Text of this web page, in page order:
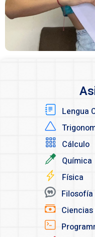
Lengua
Cálculo
Química
Física
Filosofía